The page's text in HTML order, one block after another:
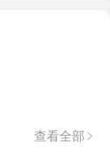
查看全部